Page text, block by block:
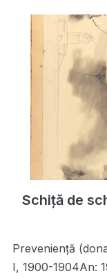
Schiță de
Preveniență
I, 1900-1904An: